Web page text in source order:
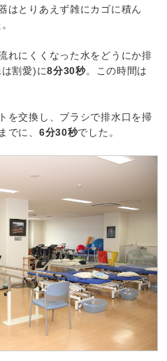
はとりあえず雑にカゴに積ん
れにくくなった水をどうにか排
割愛)に8分30秒。この時間は
を交換し、ブラシで排水口を掃
でに、 6分30秒でした。